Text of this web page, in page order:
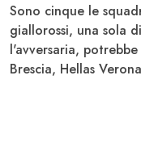
Sono cinque le
giallorossi, una sola
l'avversaria,
Brescia, Hellas